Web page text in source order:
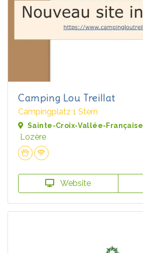
Camping Lou Treillat
Campingplatz 1 Stern
Sainte-Croix-Vallée-Française
Lozère
Website